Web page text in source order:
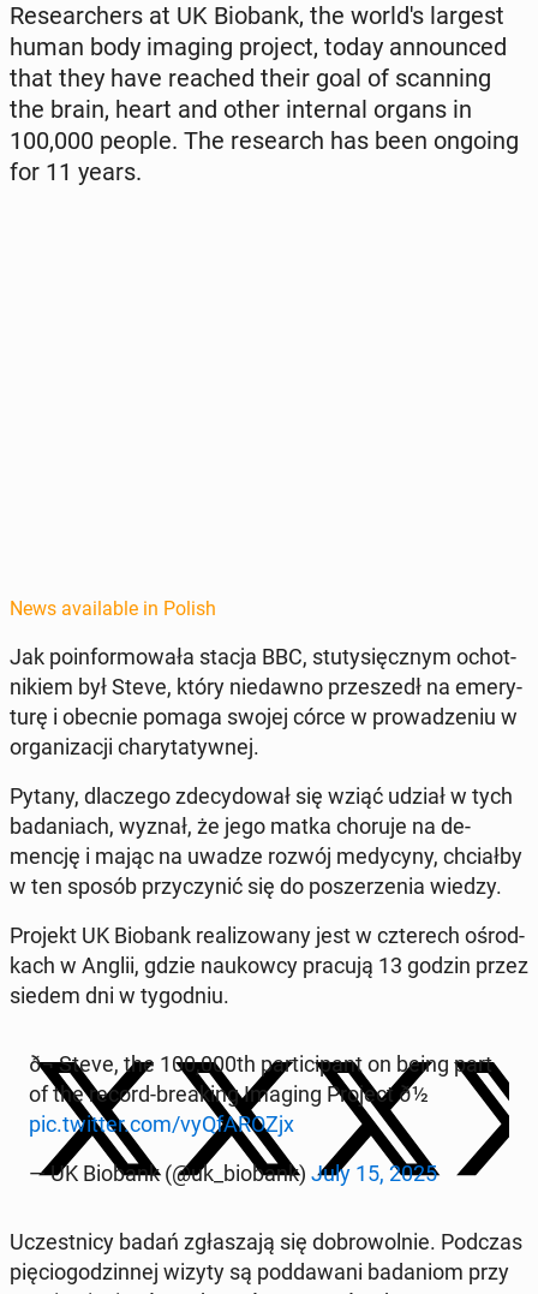
Re­searchers at UK Biobank, the world's largest
human body imaging project, today an­nounced
that they have reached their goal of scan­ning
the brain, heart and other in­ter­nal organs in
100,000 people. The re­search has been ongoing
for 11 years.
News available in Polish
Jak poin­for­mowała stacja BBC, stu­tysięcznym ochot­
nikiem był Steve, który niedawno przeszedł na emery­
turę i obecnie pomaga swojej córce w prowadze­niu w
or­ga­ni­za­cji chary­taty­wnej.
Pytany, dlaczego zde­cy­dował się wziąć udział w tych
bada­ni­ach, wyznał, że jego matka choruje na de­
mencję i mając na uwadze rozwój me­dy­cyny, chci­ał­by
w ten sposób przy­czynić się do posz­erzenia wiedzy.
Projekt UK Biobank re­al­i­zowany jest w czterech ośrod­
kach w Anglii, gdzie naukow­cy pracują 13 godzin przez
siedem dni w ty­god­niu.
ð¬ Steve, the 100,000th par­tic­i­pant on being part
of the record-break­ing Imaging Project ð½
pic.twitter.com/vyQ­fAROZjx
— UK Biobank (@uk_biobank) July 15, 2025
Uczest­ni­cy badań zgłasza­ją się do­browol­nie. Podczas
pię­cio­godzin­nej wizyty są pod­dawani badan­iom przy